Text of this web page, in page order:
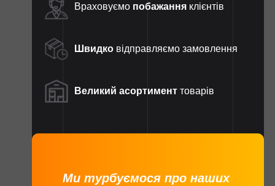
Враховуємо побажання клієнтів
Швидко відправляємо замовлення
Великий асортимент товарів
Ми турбуємося про наших